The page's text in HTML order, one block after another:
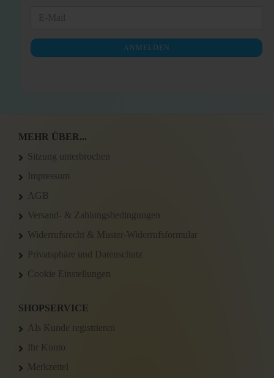
NEWSLETTER-
ANMELDUNG
ANMELDEN
MEHR ÜBER...
Sitzung unterbrochen
Impressum
AGB
Versand- & Zahlungsbedingungen
Widerrufsrecht & Muster-Widerrufsformular
Privatsphäre und Datenschutz
Cookie Einstellungen
SHOPSERVICE
Als Kunde registrieren
Ihr Konto
Merkzettel